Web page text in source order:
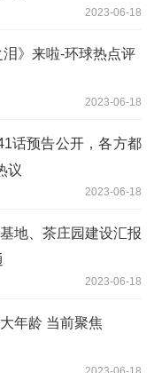
2023-06-18
泪》来啦-环球热点评
2023-06-18
话预告公开，各方都
议
2023-06-18
地、茶庄园建设汇报
2023-06-18
年龄 当前聚焦